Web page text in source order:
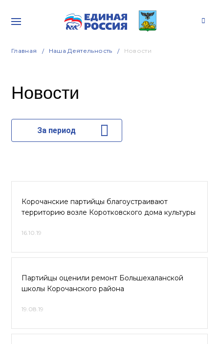
Главная Наша Деятельность Новости
Новости
За период
Корочанские партийцы благоустраивают
территорию возле Коротковского дома культуры
16.10.19
Партийцы оценили ремонт Большехаланской
школы Корочанского района
19.08.19